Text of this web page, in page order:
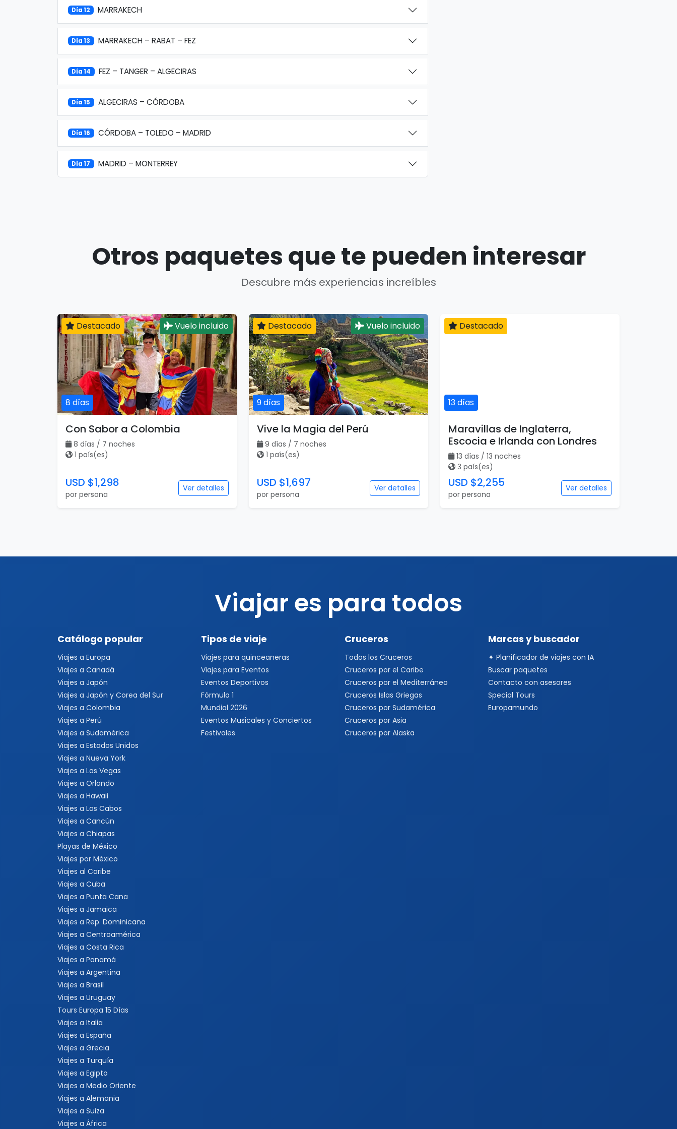
Día 12 MARRAKECH
Día 13 MARRAKECH – RABAT – FEZ
Día 14 FEZ – TANGER – ALGECIRAS
Día 15 ALGECIRAS – CÓRDOBA
Día 16 CÓRDOBA – TOLEDO – MADRID
Día 17 MADRID – MONTERREY
Otros paquetes que te pueden interesar
Descubre más experiencias increíbles
8 días
Destacado Vuelo incluido
Con Sabor a Colombia
8 días / 7 noches
1 país(es)
USD $1,298
por persona
Ver detalles
9 días
Destacado Vuelo incluido
Vive la Magia del Perú
9 días / 7 noches
1 país(es)
USD $1,697
por persona
Ver detalles
13 días
Destacado
Maravillas de Inglaterra,
Escocia e Irlanda con Londres
13 días / 13 noches
3 país(es)
USD $2,255
por persona
Ver detalles
Viajar es para todos
Catálogo popular
Viajes a Europa
Viajes a Canadá
Viajes a Japón
Viajes a Japón y Corea del Sur
Viajes a Colombia
Viajes a Perú
Viajes a Sudamérica
Viajes a Estados Unidos
Viajes a Nueva York
Viajes a Las Vegas
Viajes a Orlando
Viajes a Hawaii
Viajes a Los Cabos
Viajes a Cancún
Viajes a Chiapas
Playas de México
Viajes por México
Viajes al Caribe
Viajes a Cuba
Viajes a Punta Cana
Viajes a Jamaica
Viajes a Rep. Dominicana
Viajes a Centroamérica
Viajes a Costa Rica
Viajes a Panamá
Viajes a Argentina
Viajes a Brasil
Viajes a Uruguay
Tours Europa 15 Días
Viajes a Italia
Viajes a España
Viajes a Grecia
Viajes a Turquía
Viajes a Egipto
Viajes a Medio Oriente
Viajes a Alemania
Viajes a Suiza
Viajes a África
Tipos de viaje
Viajes para quinceaneras
Viajes para Eventos
Eventos Deportivos
Fórmula 1
Mundial 2026
Eventos Musicales y Conciertos
Festivales
Cruceros
Todos los Cruceros
Cruceros por el Caribe
Cruceros por el Mediterráneo
Cruceros Islas Griegas
Cruceros por Sudamérica
Cruceros por Asia
Cruceros por Alaska
Marcas y buscador
✦ Planificador de viajes con IA
Buscar paquetes
Contacto con asesores
Special Tours
Europamundo